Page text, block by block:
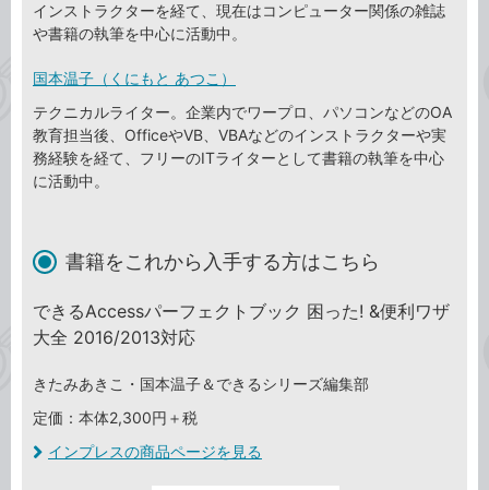
インストラクターを経て、現在はコンピューター関係の雑誌
や書籍の執筆を中心に活動中。
国本温子（くにもと あつこ）
テクニカルライター。企業内でワープロ、パソコンなどのOA
教育担当後、OfficeやVB、VBAなどのインストラクターや実
務経験を経て、フリーのITライターとして書籍の執筆を中心
に活動中。
書籍をこれから入手する方はこちら
できるAccessパーフェクトブック 困った! &便利ワザ
大全 2016/2013対応
きたみあきこ・国本温子＆できるシリーズ編集部
定価：本体2,300円＋税
インプレスの商品ページを見る